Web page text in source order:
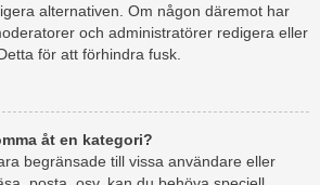
alternativen. Om någon däremot har
och administratörer redigera eller
för att förhindra fusk.
åt en kategori?
begränsade till vissa användare eller